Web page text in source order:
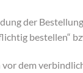
der
bestellen“
dem